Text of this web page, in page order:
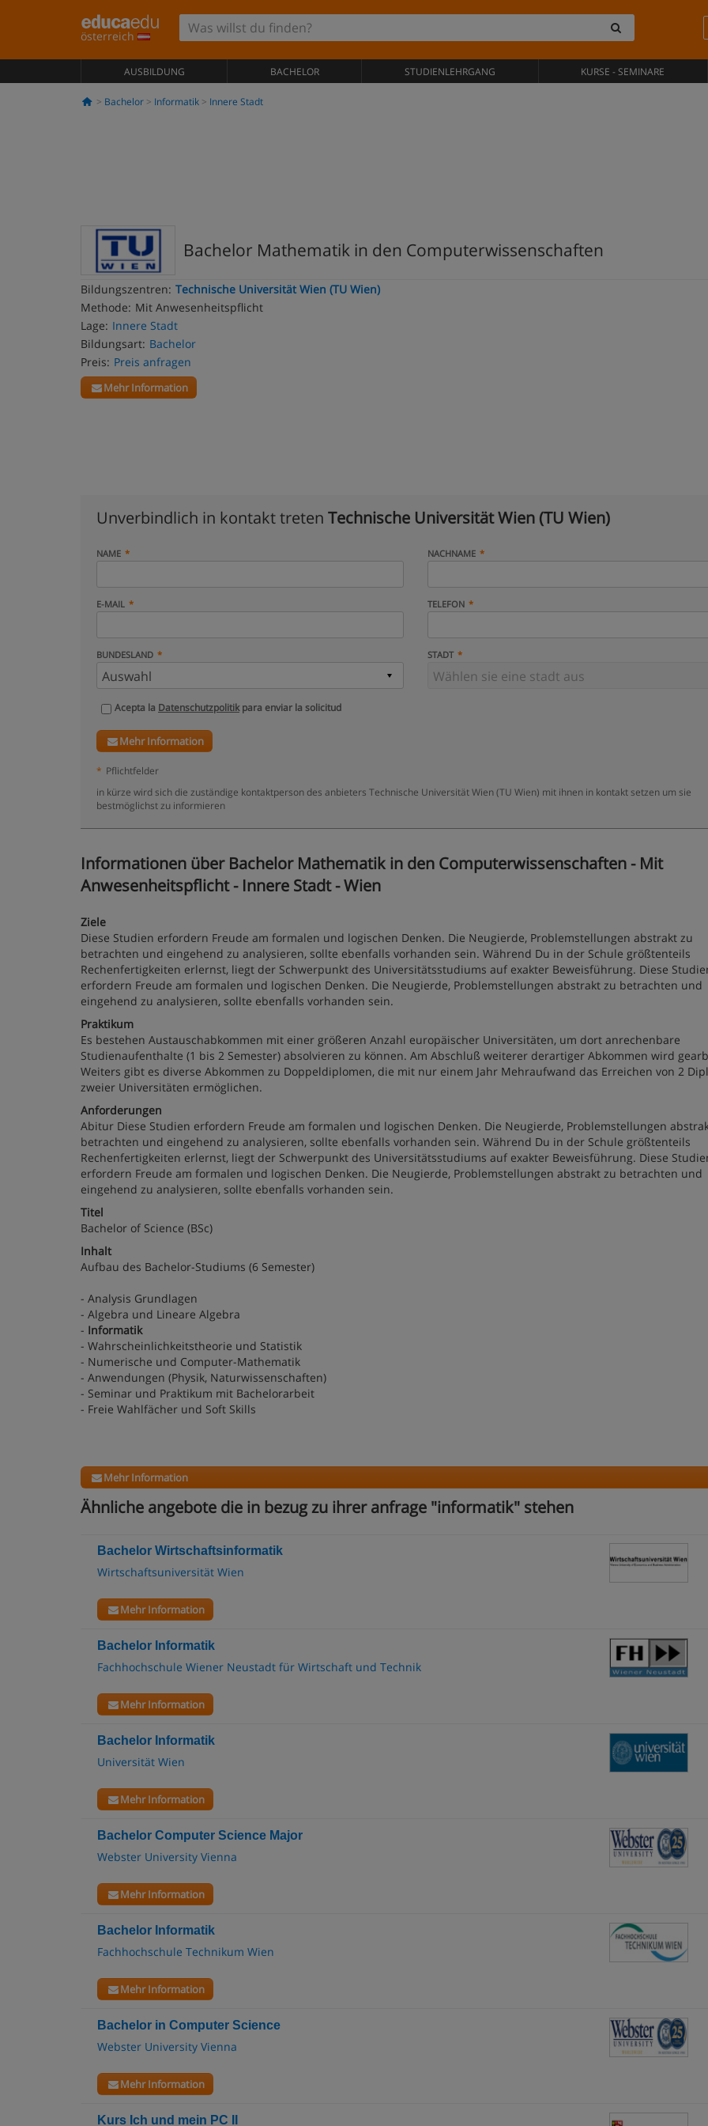
österreich
AUSBILDUNG BACHELOR STUDIENLEHRGANG KURSE - SEMINARE
Bachelor Informatik Innere Stadt
Bachelor Mathematik in den Computerwissenschaften
Bildungszentren: Technische Universität Wien (TU Wien)
Methode: Mit Anwesenheitspflicht
Lage: Innere Stadt
Bildungsart: Bachelor
Preis: Preis anfragen
Mehr Information
Unverbindlich in kontakt treten Technische Universität Wien (TU Wien)
NAME NACHNAME
E-MAIL TELEFON
BUNDESLAND STADT
Acepta la Datenschutzpolitikpara enviar la solicitud
Mehr Information
* Pflichtfelder
in kürze wird sich die zuständige kontaktperson des anbieters Technische Universität Wien (TU Wien) mit ihnen in kontakt setzen um sie
bestmöglichst zu informieren
Informationen über Bachelor Mathematik in den Computerwissenschaften - Mit
Anwesenheitspflicht - Innere Stadt - Wien
Ziele
Diese Studien erfordern Freude am formalen und logischen Denken. Die Neugierde, Problemstellungen abstrakt zu
betrachten und eingehend zu analysieren, sollte ebenfalls vorhanden sein. Während Du in der Schule größtenteils
Rechenfertigkeiten erlernst, liegt der Schwerpunkt des Universitätsstudiums auf exakter Beweisführung. Diese
erfordern Freude am formalen und logischen Denken. Die Neugierde, Problemstellungen abstrakt zu betrachten und
eingehend zu analysieren, sollte ebenfalls vorhanden sein.
Praktikum
Es bestehen Austauschabkommen mit einer größeren Anzahl europäischer Universitäten, um dort anrechenbare
Studienaufenthalte (1 bis 2 Semester) absolvieren zu können. Am Abschluß weiterer derartiger Abkommen wird
Weiters gibt es diverse Abkommen zu Doppeldiplomen, die mit nur einem Jahr Mehraufwand das Erreichen von 2
zweier Universitäten ermöglichen.
Anforderungen
Abitur Diese Studien erfordern Freude am formalen und logischen Denken. Die Neugierde, Problemstellungen
betrachten und eingehend zu analysieren, sollte ebenfalls vorhanden sein. Während Du in der Schule größtenteils
Rechenfertigkeiten erlernst, liegt der Schwerpunkt des Universitätsstudiums auf exakter Beweisführung. Diese
erfordern Freude am formalen und logischen Denken. Die Neugierde, Problemstellungen abstrakt zu betrachten und
eingehend zu analysieren, sollte ebenfalls vorhanden sein.
Titel
Bachelor of Science (BSc)
Inhalt
Aufbau des Bachelor-Studiums (6 Semester)
- Analysis Grundlagen
- Algebra und Lineare Algebra
- Informatik
- Wahrscheinlichkeitstheorie und Statistik
- Numerische und Computer-Mathematik
- Anwendungen (Physik, Naturwissenschaften)
- Seminar und Praktikum mit Bachelorarbeit
- Freie Wahlfächer und Soft Skills
Mehr Information
Ähnliche angebote die in bezug zu ihrer anfrage "informatik" stehen
Bachelor Wirtschaftsinformatik
Wirtschaftsuniversität Wien
Mehr Information
Bachelor Informatik
Fachhochschule Wiener Neustadt für Wirtschaft und Technik
Mehr Information
Bachelor Informatik
Universität Wien
Mehr Information
Bachelor Computer Science Major
Webster University Vienna
Mehr Information
Bachelor Informatik
Fachhochschule Technikum Wien
Mehr Information
Bachelor in Computer Science
Webster University Vienna
Mehr Information
Kurs Ich und mein PC II